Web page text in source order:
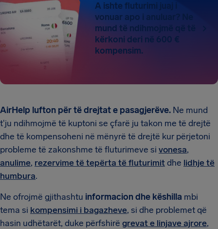
A ishte fluturimi juaj i
vonuar apo i anuluar? Ne
mund të ndihmojmë që të
kërkoni deri në 600 €
kompensim.
AirHelp lufton për të drejtat e pasagjerëve. Ne mund
t'ju ndihmojmë të kuptoni se çfarë ju takon me të drejtë
dhe të kompensoheni në mënyrë të drejtë kur përjetoni
probleme të zakonshme të fluturimeve si vonesa,
anulime, rezervime të tepërta të fluturimitdhe lidhje të
humbura.
Ne ofrojmë gjithashtu informacion dhe këshilla mbi
tema si kompensimi i bagazheve, si dhe problemet që
hasin udhëtarët, duke përfshirë grevat e linjave ajrore,